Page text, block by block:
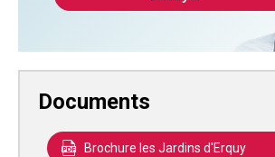
Documents
Brochure les Jardins d'Erquy